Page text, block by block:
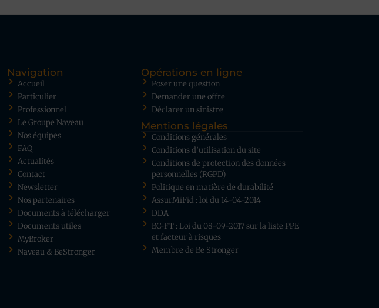
Navigation
Accueil
Particulier
Professionnel
Le Groupe Naveau
Nos équipes
FAQ
Actualités
Contact
Newsletter
Nos partenaires
Documents à télécharger
Documents utiles
MyBroker
Naveau & BeStronger
Opérations en ligne
Poser une question
Demander une offre
Déclarer un sinistre
Mentions légales
Conditions générales
Conditions d’utilisation du site
Conditions de protection des données
personnelles (RGPD)
Politique en matière de durabilité
AssurMiFid : loi du 14-04-2014
DDA
BC-FT : Loi du 08-09-2017 sur la liste PPE
et facteur à risques
Membre de Be Stronger